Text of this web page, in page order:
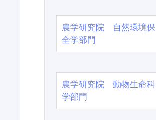
農学研究院 自然環境保
全学部門
農学研究院 動物生命科
学部門